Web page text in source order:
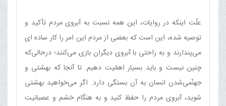
علّت اینكه در روایات، این همه نسبت به آبروی مردم تأكید و
توصیه شده، این است كه بعضی از مردم این امر را كار ساده ای
می‌پندارند و به راحتی با آبروی دیگران بازی می‌كنند؛ درحالی‌كه
چنین نیست و باید بسیار اهمّیت دهیم. تا آنجا كه بهشتی و
جهنّمی‌شدن انسان به آن بستگی دارد. اگر می‌خواهید بهشتی
شوید، آبروی مردم را حفظ كنید و به هنگام خشم و عصبانیت